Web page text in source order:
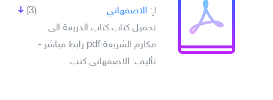
(3) لـِ: الاصفهاني
تحميل كتاب كتاب الذريعة الى
مكارم الشريعة.pdf رابط مباشر -
تأليف: الاصفهاني كتب